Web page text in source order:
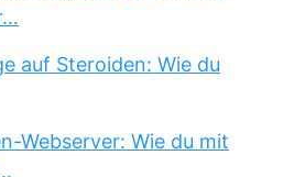
auf Steroiden: Wie du
Webserver: Wie du mit